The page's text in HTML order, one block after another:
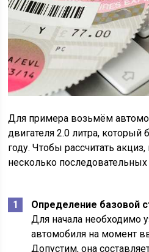
Для примера возьмём
двигателя 2.0 литра,
году. Чтобы рассчитать
несколько
Определение базовой
Для начала необходимо
автомобиля на момент
Допустим, она